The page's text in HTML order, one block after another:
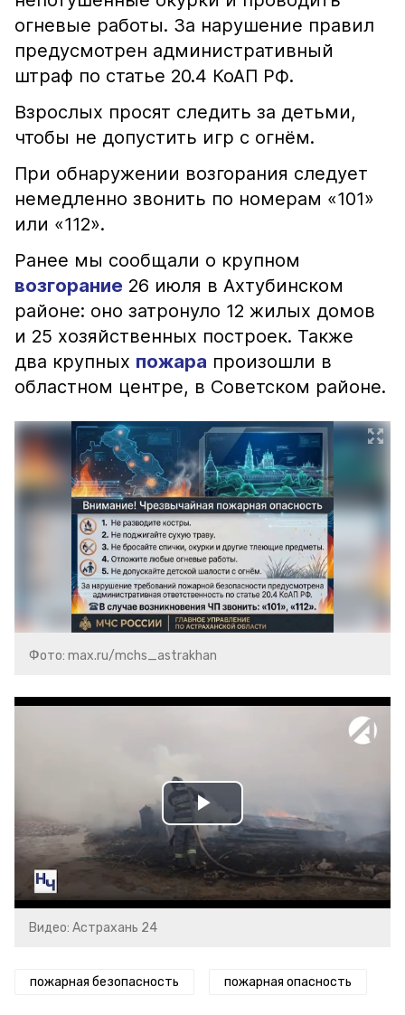
огневые работы. За нарушение правил
предусмотрен административный
штраф по статье 20.4 КоАП РФ.
Взрослых просят следить за детьми,
чтобы не допустить игр с огнём.
При обнаружении возгорания следует
немедленно звонить по номерам «101»
или «112».
Ранее мы сообщали о крупном
возгорание 26 июля в Ахтубинском
районе: оно затронуло 12 жилых домов
и 25 хозяйственных построек. Также
два крупных пожара произошли в
областном центре, в Советском районе.
Фото: max.ru/mchs_astrakhan
Play
Video
Видео: Астрахань 24
пожарная безопасность пожарная опасность